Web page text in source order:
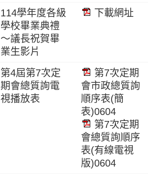
114學年度各級
學校畢業典禮
～議長祝賀畢
業生影片
下載網址
第4屆第7次定
期會總質詢電
視播放表
第7次定期
會市政總質詢
順序表(簡
表)0604
第7次定期
會總質詢順序
表(有線電視
版)0604